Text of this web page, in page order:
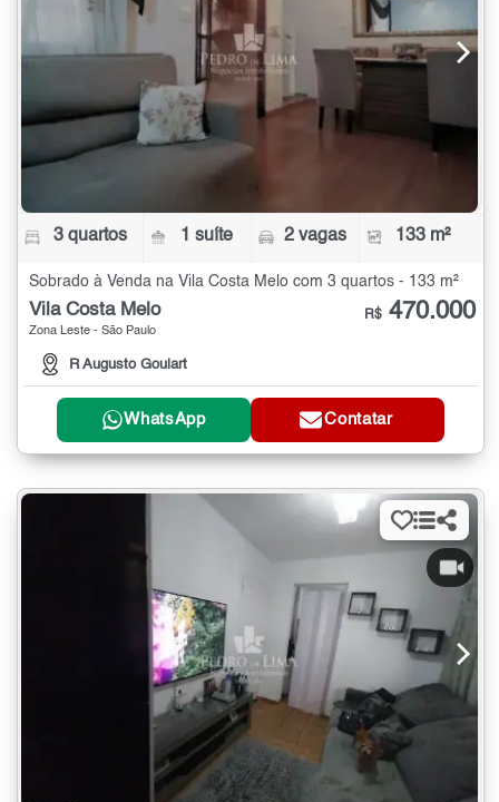
3 quartos 1 suíte 2 vagas 133 m²
Sobrado à Venda na Vila Costa Melo com 3 quartos - 133 m²
Vila Costa Melo
Zona Leste - São Paulo
R Augusto Goulart
R$ 470.000
WhatsApp Contatar